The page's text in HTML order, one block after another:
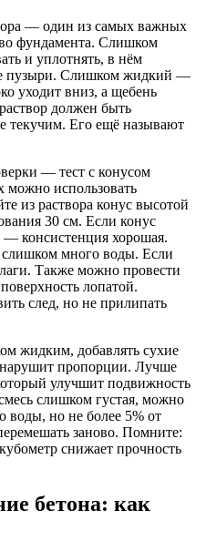
— один из самых важных
фундамента. Слишком
и уплотнять, в нём
пузыри. Слишком жидкий —
уходит вниз, а щебень
должен быть
Его ещё называют
— тест с конусом
использовать
из раствора конус высотой
30 см. Если конус
— консистенция хорошая.
много воды. Если
Также можно провести
лопатой.
след, но не прилипать
жидким, добавлять сухие
пропорции. Лучше
улучшит подвижность
слишком густая, можно
воды, но не более 5% от
заново. Помните:
снижает прочность
бетона: как